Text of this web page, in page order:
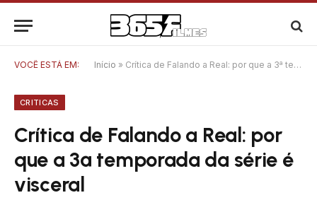
VOCÊ ESTÁ EM: Início » Crítica de Falando a Real: por que a 3ª temporada da série é visceral
CRITICAS
Crítica de Falando a Real: por
que a 3ª temporada da série é
visceral